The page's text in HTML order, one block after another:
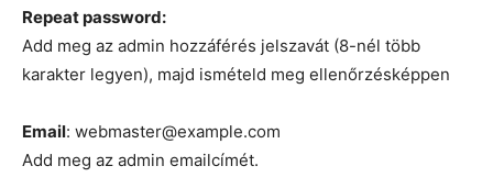
Repeat password:
Add meg az admin hozzáférés jelszavát (8-nél több
karakter legyen), majd ismételd meg ellenőrzésképpen
Email: webmaster@example.com
Add meg az admin emailcímét.